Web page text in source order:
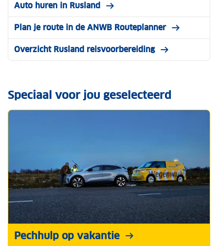
Auto huren in Rusland
Plan je route in de ANWB Routeplanner
Overzicht Rusland reisvoorbereiding
Speciaal voor jou geselecteerd
Pechhulp op vakantie